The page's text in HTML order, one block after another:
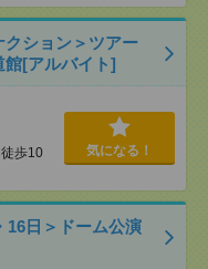
クション＞ツアー
館[アルバイト]
歩10
気になる！
16日＞ドーム公演